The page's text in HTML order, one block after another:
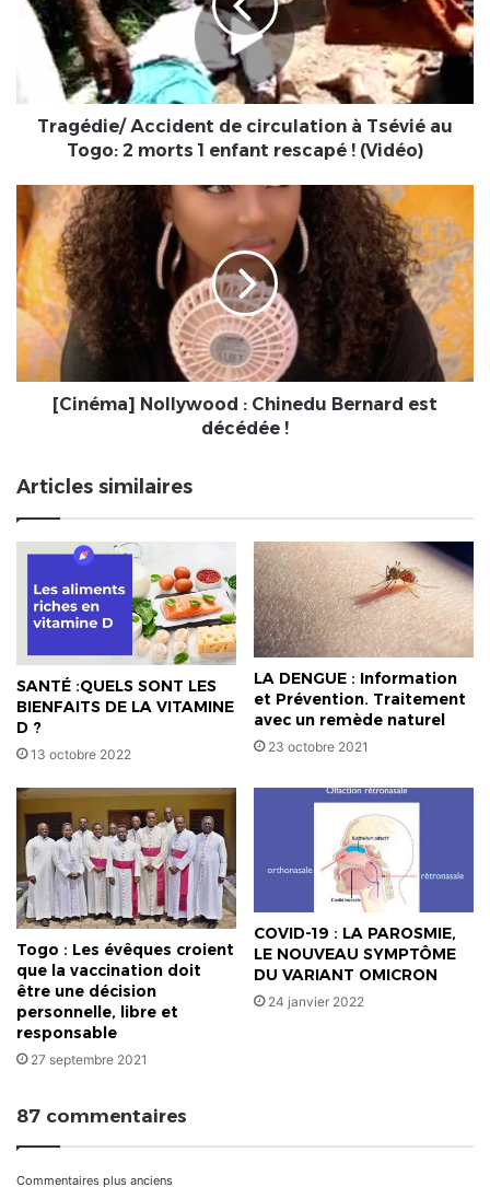
Tsévié
2
morts
rescapé
(Vidéo)
Tragédie/ Accident de circulation à Tsévié au
Togo: 2 morts 1 enfant rescapé ! (Vidéo)
[Cinéma]
Nollywood
Chinedu
Bernard
est
décédée
[Cinéma] Nollywood : Chinedu Bernard est
décédée !
Articles similaires
SANTÉ :QUELS SONT LES
BIENFAITS DE LA VITAMINE
D ?
13 octobre 2022
LA DENGUE : Information
et Prévention. Traitement
avec un remède naturel
23 octobre 2021
Togo : Les évêques croient
que la vaccination doit
être une décision
personnelle, libre et
responsable
27 septembre 2021
COVID-19 : LA PAROSMIE,
LE NOUVEAU SYMPTÔME
DU VARIANT OMICRON
24 janvier 2022
87 commentaires
Commentaires plus anciens